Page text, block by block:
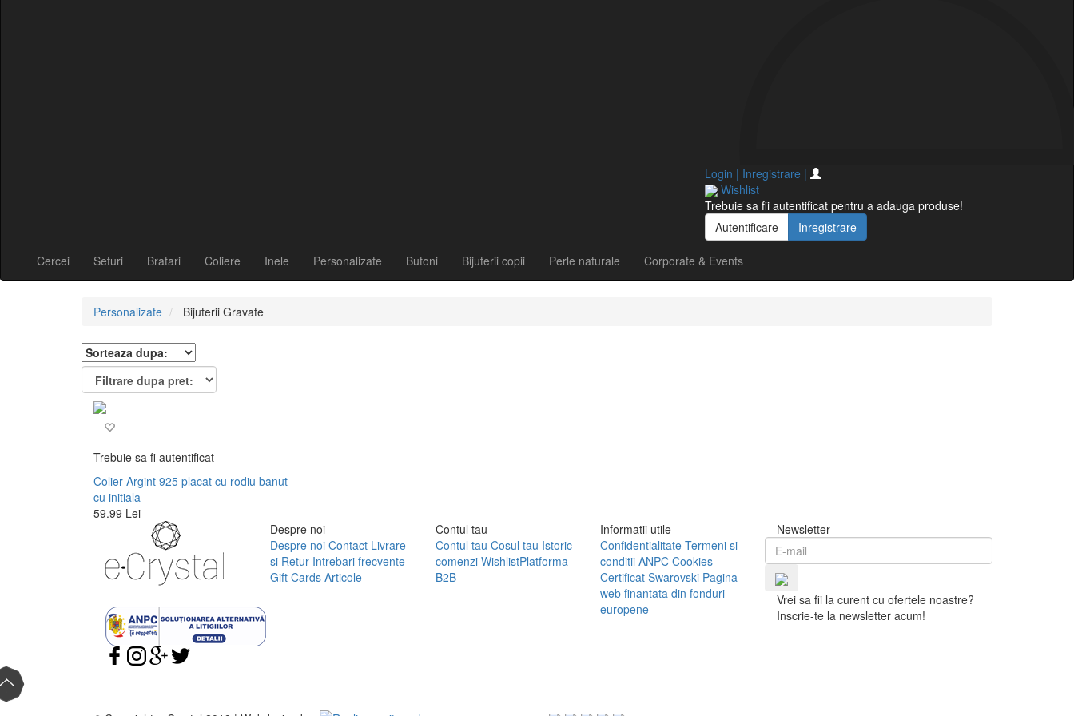
Login | Inregistrare |
Wishlist
Trebuie sa fii autentificat pentru a adauga produse!
Autentificare
Inregistrare
Cercei Seturi Bratari Coliere Inele Personalizate Butoni Bijuterii copii Perle naturale Corporate & Events
Personalizate Bijuterii Gravate
Trebuie sa fi autentificat
Colier Argint 925 placat cu rodiu banut
cu initiala
59.99 Lei
Despre noi
Despre noi Contact Livrare
si Retur Intrebari frecvente
Gift Cards Articole
Contul tau
Contul tau Cosul tau Istoric
comenzi WishlistPlatforma
B2B
Informatii utile
Confidentialitate Termeni si
conditii ANPC Cookies
Certificat Swarovski Pagina
web finantata din fonduri
europene
Newsletter
Vrei sa fii la curent cu ofertele noastre?
Inscrie-te la newsletter acum!